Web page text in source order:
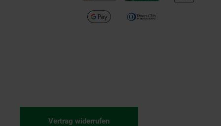
Vertrag widerrufen